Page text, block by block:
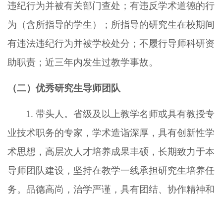
违纪行为并被有关部门查处；有违反学术道德的行
为（含所指导的学生）；所指导的研究生在校期间
有违法违纪行为并被学校处分；不履行导师科研资
助职责；近三年内发生过教学事故。
（二）优秀研究生导师团队
1. 带头人。省级及以上教学名师或具有教授专
业技术职务的专家，学术造诣深厚，具有创新性学
术思想，高层次人才培养成果丰硕， 长期致力于本
导师团队建设，坚持在教学一线承担研究生培养任
务。品德高尚，治学严谨，具有团结、协作精神和